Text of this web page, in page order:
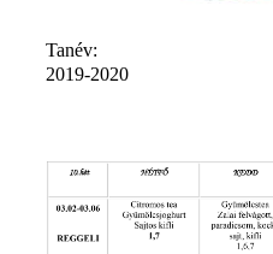
Tanév:
2019-2020